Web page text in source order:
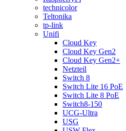
technicolor
Teltonika
tp-link
Unifi
Cloud Key
Cloud Key Gen2
Cloud Key Gen2+
Netzteil
Switch 8
Switch Lite 16 PoE
Switch Lite 8 PoE
Switch8-150
UCG-Ultra
USG